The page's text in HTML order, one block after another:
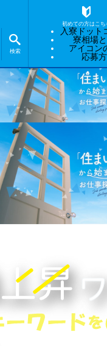
初めての方はこち
入寮ドット
寮相場
アイコン
応募
検索
寮費無料 68%